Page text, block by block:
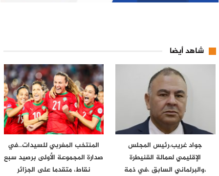
شاهد أيضا
جواد غريب،رئيس المجلس
الإقليمي لعمالة القنيطرة
،والبرلماني السابق ،في ذمة
المنتخب المغربي للسيدات..في
صدارة المجموعة الأولى برصيد سبع
نقاط، متقدما على الجزائر